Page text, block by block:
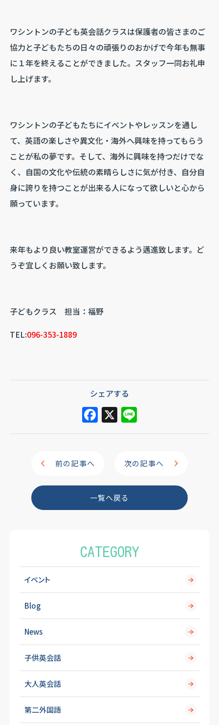
ワシントンの子ども英会話クラスは保護者の皆さまのご
協力と子どもたちの日々の頑張りのおかげで今年も無事
に１年を終えることができました。スタッフ一同お礼申
し上げます。
ワシントンの子どもたちにイベントやレッスンを通し
て、英語の楽しさや異文化・海外へ興味を持ってもらう
ことが私の夢です。そして、海外に興味を持つだけでな
く、自国の文化や伝統の素晴らしさに気が付き、自分自
身に誇りを持つことが出来る人になって欲しいと心から
願っています。
来年もより良い教室運営ができるよう邁進致します。ど
うぞ宜しくお願い致します。
子どもクラス 担当：福野
TEL:096-353-1889
シェアする
F
a
o
o
X
n
前の記事へ 次の記事へ
一覧へ戻る
CATEGORY
イベント
Blog
News
子供英会話
大人英会話
第二外国語